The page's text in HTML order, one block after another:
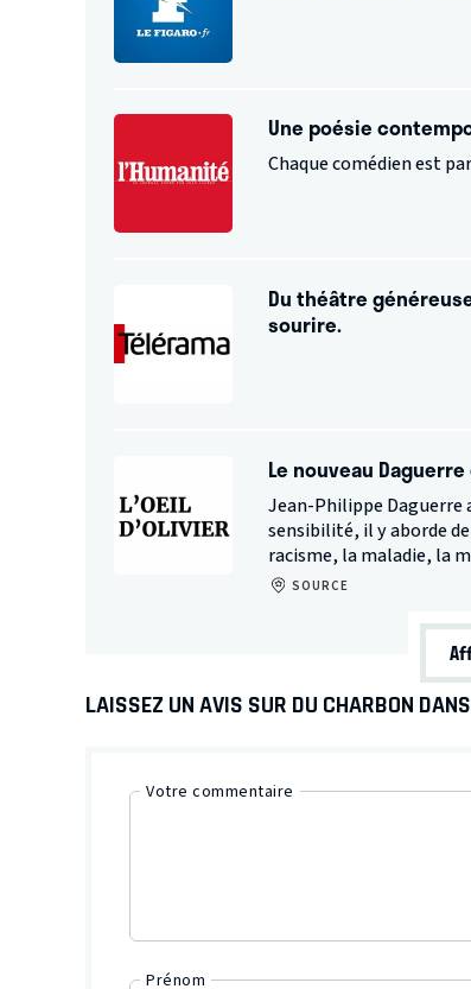
Une poésie
Chaque comédien est
Du théâtre
sourire.
Le nouveau
Jean-Philippe Daguerre
sensibilité, il y aborde
racisme, la maladie, la
SOURCE
LAISSEZ UN AVIS SUR DU CHARBON
Votre commentaire
Prénom